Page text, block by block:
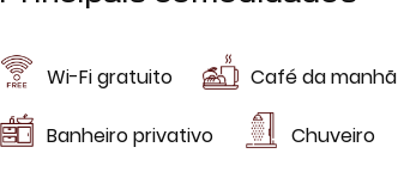
Wi-Fi gratuito Café da manhã
Banheiro privativo Chuveiro